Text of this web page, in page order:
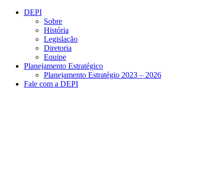
Conteúdo principal
DEPI
Sobre
História
Legislação
Diretoria
Equipe
Planejamento Estratégico
Planejamento Estratégio 2023 – 2026
Fale com a DEPI